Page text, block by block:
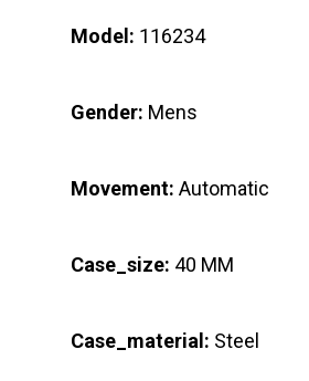
Model: 116234
Gender: Mens
Movement: Automatic
Case_size: 40 MM
Case_material: Steel